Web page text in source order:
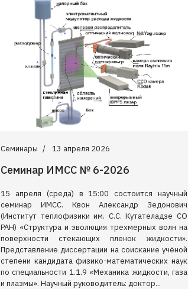
Семинары 13 апреля 2026
Семинар ИМСС № 6-2026
15 апреля (среда) в 15:00 состоится научный
семинар ИМСС. Квон Александр Зедонович
(Институт теплофизики им. С.С. Кутателадзе СО
РАН) «Структура и эволюция трехмерных волн на
поверхности стекающих пленок жидкости».
Представление диссертации на соискание учёной
степени кандидата физико-математических наук
по специальности 1.1.9 «Механика жидкости, газа
и плазмы». Научный руководитель: доктор...